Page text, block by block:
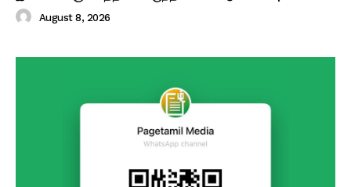
August 8, 2026